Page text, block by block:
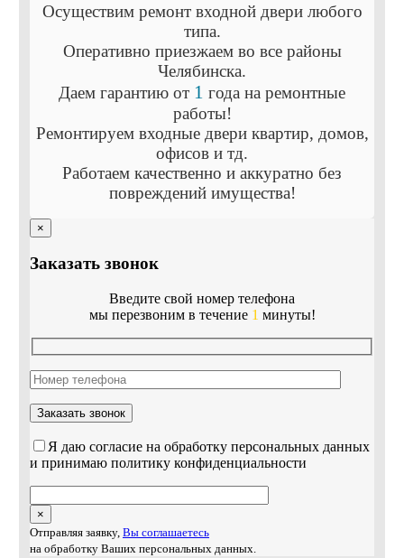
Осуществим ремонт входной двери любого
типа.
Оперативно приезжаем во все районы
Челябинска.
Даем гарантию от 1 года на ремонтные
работы!
Ремонтируем входные двери квартир, домов,
офисов и тд.
Работаем качественно и аккуратно без
повреждений имущества!
×
Заказать звонок
Введите свой номер телефона
мы перезвоним в течение 1 минуты!
Я даю согласие на обработку персональных данных
и принимаю политику конфиденциальности
×
Отправляя заявку, Вы соглашаетесь
на обработку Ваших персональных данных.